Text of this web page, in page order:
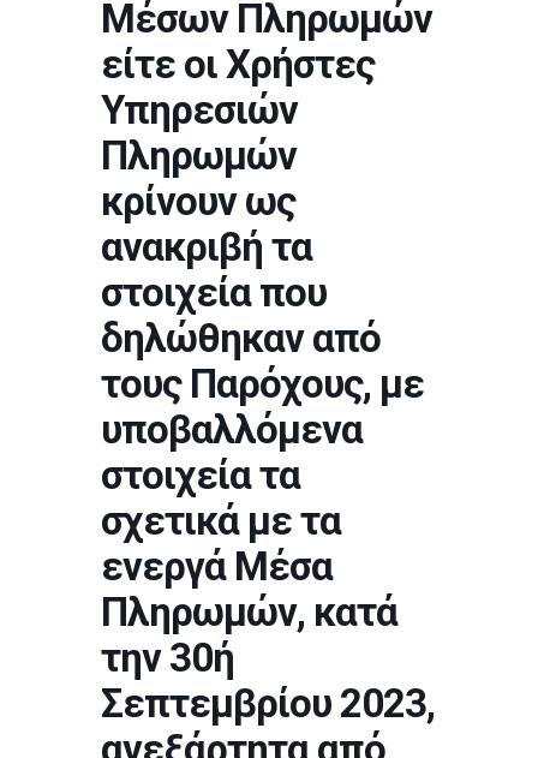
Μέσων Πληρωμών
είτε οι Χρήστες
Υπηρεσιών
Πληρωμών
κρίνουν ως
ανακριβή τα
στοιχεία που
δηλώθηκαν από
τους Παρόχους, με
υποβαλλόμενα
στοιχεία τα
σχετικά με τα
ενεργά Μέσα
Πληρωμών, κατά
την 30ή
Σεπτεμβρίου 2023,